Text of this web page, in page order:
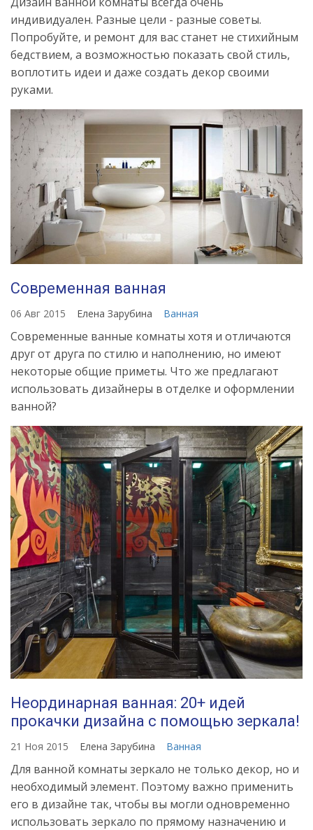
индивидуален. Разные цели - разные советы.
Попробуйте, и ремонт для вас станет не стихийным
бедствием, а возможностью показать свой стиль,
воплотить идеи и даже создать декор своими
руками.
Современная ванная
06 Авг 2015 Елена Зарубина Ванная
Современные ванные комнаты хотя и отличаются
друг от друга по стилю и наполнению, но имеют
некоторые общие приметы. Что же предлагают
использовать дизайнеры в отделке и оформлении
ванной?
Неординарная ванная: 20+ идей
прокачки дизайна с помощью зеркала!
21 Ноя 2015 Елена Зарубина Ванная
Для ванной комнаты зеркало не только декор, но и
необходимый элемент. Поэтому важно применить
его в дизайне так, чтобы вы могли одновременно
использовать зеркало по прямому назначению и